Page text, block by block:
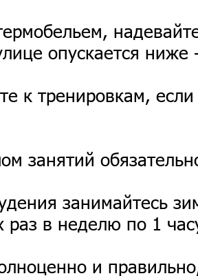
опускается ниже
к тренировкам,
занятий
занимайтесь
раз в неделю по 1
и